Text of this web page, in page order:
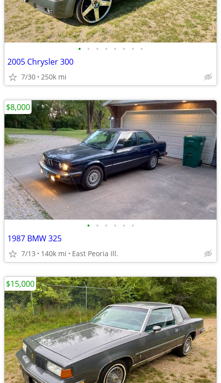
• • • • • • • •
2005 Chrysler 300
7/30 250k mi
• • • • • •
1987 BMW 325
7/13 140k mi East Peoria Ill.
$8,000
$15,000